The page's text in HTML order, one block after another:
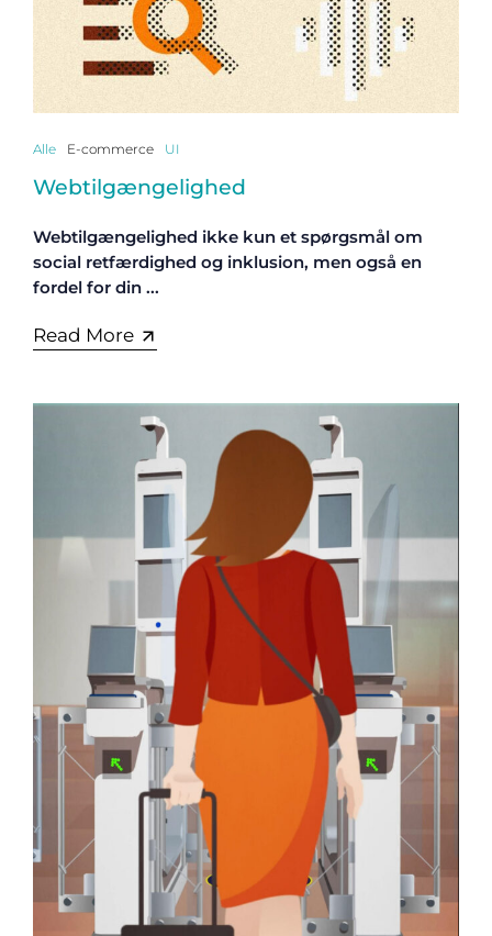
Alle E-commerce UI
Webtilgængelighed
Webtilgængelighed ikke kun et spørgsmål om
social retfærdighed og inklusion, men også en
fordel for din ...
Read More